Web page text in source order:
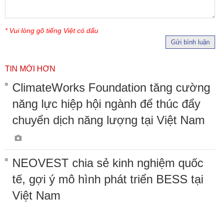
* Vui lòng gõ tiếng Việt có dấu
Gửi bình luận
TIN MỚI HƠN
ClimateWorks Foundation tăng cường
năng lực hiệp hội ngành để thúc đẩy
chuyển dịch năng lượng tại Việt Nam
NEOVEST chia sẻ kinh nghiệm quốc
tế, gợi ý mô hình phát triển BESS tại
Việt Nam